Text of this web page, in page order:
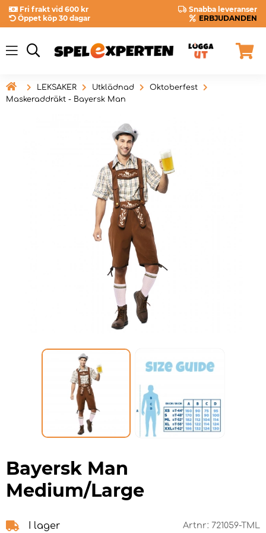
Fri frakt vid 600 kr
Snabba leveranser
Öppet köp 30 dagar
ERBJUDANDEN
 LEKSAKER Utklädnad
Oktoberfest
Maskeraddräkt - Bayersk Man
Bayersk Man
Medium/Large
I lager Artnr: 721059-TML